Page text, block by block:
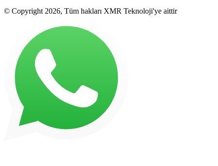
© Copyright 2026, Tüm hakları XMR Teknoloji'ye aittir